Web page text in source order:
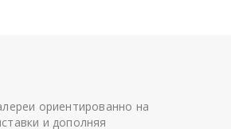
ориентированно на
и дополняя